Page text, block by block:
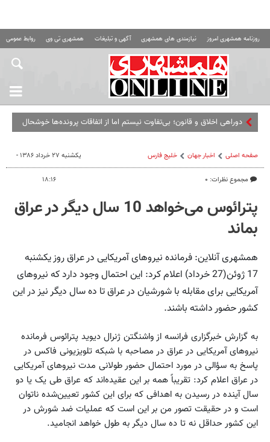
روزنامه همشهری امروز نیازمندی های همشهری آگهی و تبلیغات همشهری تی وی روابط عمومی
دوراهی اخلاق و قانون؛ بی‌تفاوت نیستم اما از اتفاقات پرونده‌ها خوشحال
صفحه اصلی اخبار جهان خلیج‌ فارس
مجموع نظرات: ۰
یکشنبه ۲۷ خرداد ۱۳۸۶ -
۱۸:۱۶
پترائوس می‌خواهد 10 سال دیگر در عراق
بماند
همشهری آنلاین: فرمانده‌ نیروهای‌ آمریکایی‌ در عراق‌ روز یکشنبه‌
17 ژوئن(27 خرداد) اعلام‌ کرد: این‌ احتمال‌ وجود دارد که‌ نیروهای‌
آمریکایی‌ برای‌ مقابله‌ با شورشیان‌ در عراق‌ تا ده‌ سال‌ دیگر نیز در این‌
کشور حضور داشته‌ باشند‌.
به‌ گزارش‌ خبرگزاری‌ فرانسه‌ از واشنگتن‌‌ ژنرال‌ دیوید پترائوس‌ فرمانده‌
نیروهای‌ آمریکایی‌ در عراق‌ در مصاحبه‌ با شبکه‌ تلویزیونی‌ ‌فاکس‌‌ در
پاسخ‌ به‌ سؤالی‌ در مورد احتمال‌ حضور طولانی‌ مدت‌ نیروهای‌ آمریکایی‌
در عراق‌ اعلام‌ کرد: تقریباً همه‌ بر این‌ عقیده‌اند که‌ عراق‌ طی‌ یک‌ یا دو
سال‌ آینده‌ در رسیدن‌ به‌ اهدافی‌ که‌ برای‌ این‌ کشور تعیین‌شده‌ ناتوان‌
است‌ و در حقیقت‌ تصور من‌ بر این‌ است‌ که‌ عملیات‌ ضد شورش‌ در
این‌ کشور حداقل‌ نه‌ تا ده‌ سال‌ دیگر به‌ طول‌ خواهد انجامید.